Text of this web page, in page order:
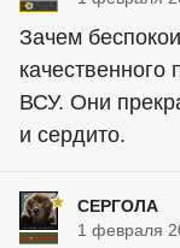
Зачем
качественного
ВСУ. Они
и сердито.
СЕРГОЛА
1 февраля